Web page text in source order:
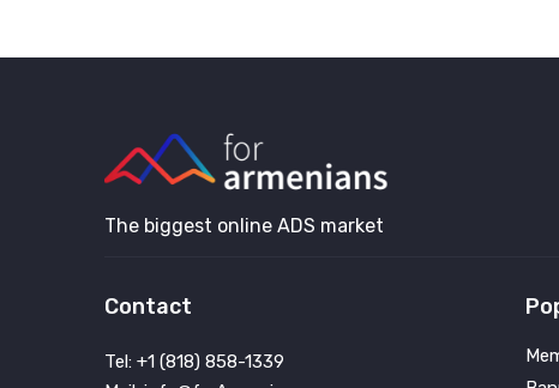
The biggest online ADS market
Contact
Tel: +1 (818) 858-1339